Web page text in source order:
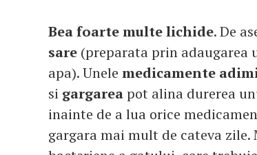
Bea foarte multe lichide. De
sare (preparata prin adaugarea
apa). Unele medicamente
si gargareapot alina durerea
inainte de a lua orice
gargara mai mult de cateva